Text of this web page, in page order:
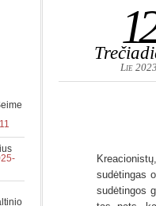
Lie 2023
sudėtingas
sudėtingos